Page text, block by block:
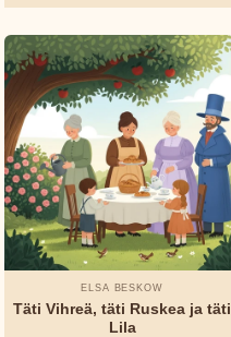
ELSA BESKOW
Täti Vihreä, täti Ruskea ja täti
Lila